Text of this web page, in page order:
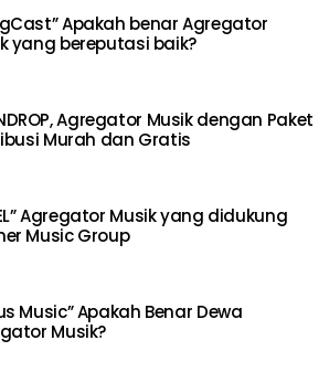
Apakah benar Agregator
yang bereputasi baik?
Agregator Musik dengan Paket
Murah dan Gratis
Agregator Musik yang didukung
Music Group
Music” Apakah Benar Dewa
Musik?